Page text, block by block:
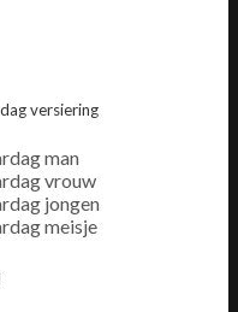
versiering
man
vrouw
jongen
meisje